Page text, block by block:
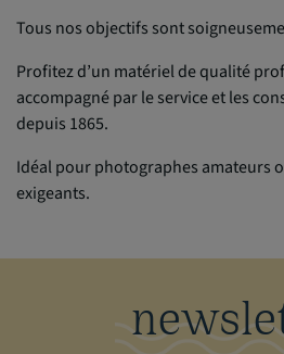
Tous nos objectifs sont
Profitez d’un matériel de qualité
accompagné par le service et les
depuis 1865.
Idéal pour photographes amateurs
exigeants.